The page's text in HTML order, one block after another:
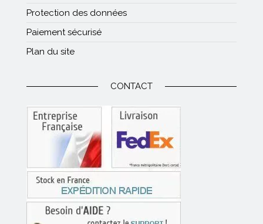
Protection des données
Paiement sécurisé
Plan du site
CONTACT